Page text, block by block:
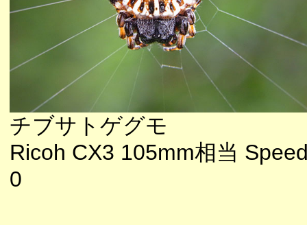
チブサトゲグモ
Ricoh CX3 105mm相当
0